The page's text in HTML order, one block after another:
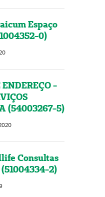
Espaço
0)
-
(54003267-5)
Consultas
2)